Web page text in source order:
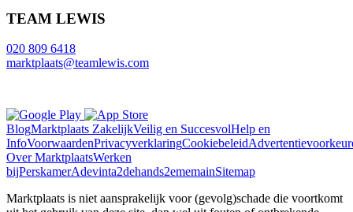
TEAM LEWIS
020 809 6418
marktplaats@teamlewis.com
BlogMarktplaats ZakelijkVeilig en SuccesvolHelp en
InfoVoorwaardenPrivacyverklaringCookiebeleid
Over MarktplaatsWerken
bijPerskamerAdevinta2dehands2ememainSitemap
Marktplaats is niet aansprakelijk voor (gevolg)schade die voortkomt